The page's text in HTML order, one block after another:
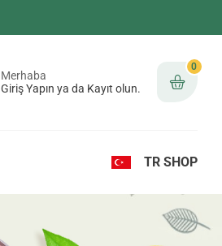
Merhaba
Giriş Yapın ya da Kayıt olun.
0
TR SHOP